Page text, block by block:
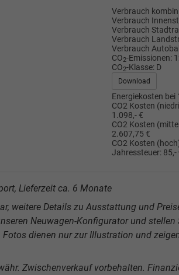
Verbrauch
Verbrauch
Verbrauch
Verbrauch
Verbrauch
CO2-Emissionen:
CO2-Klasse: D
Download
Energiekosten
CO2 Kosten
1.098,- €
CO2 Kosten
2.607,75 €
CO2 Kosten
Jahressteuer: 85,-
Lieferzeit ca. 6 Monate
weitere Details zu Ausstattung und
Neuwagen-Konfigurator und
Fotos dienen nur zur Illustration und
Zwischenverkauf vorbehalten.